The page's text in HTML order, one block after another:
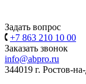
Задать вопрос
+7 863 210 10 00
Заказать звонок
info@abpro.ru
344019 г. Ростов-